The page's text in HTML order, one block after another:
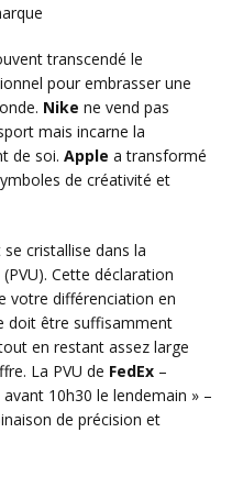
transcendé le
pour embrasser une
Nike ne vend pas
mais incarne la
de soi. Apple a transformé
de créativité et
cristallise dans la
(PVU). Cette déclaration
votre différenciation en
doit être suffisamment
en restant assez large
La PVU de FedEx –
10h30 le lendemain » –
de précision et